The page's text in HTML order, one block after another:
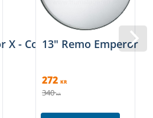
X - Coated13" Remo Emperor -
272 KR
340 KR